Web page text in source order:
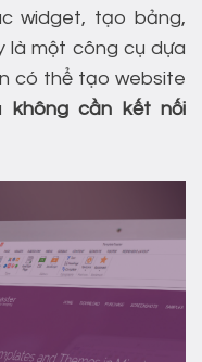
widget, tạo bảng,
là một công cụ dựa
có thể tạo website
không cần kết nối